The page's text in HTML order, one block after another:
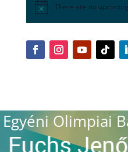
There are no
Egyéni Olimpiai